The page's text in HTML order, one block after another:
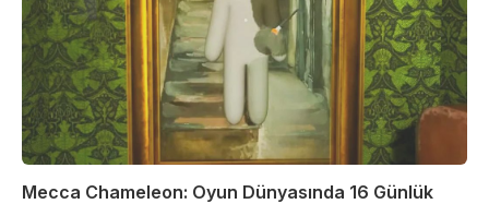
Mecca Chameleon: Oyun Dünyasında 16 Günlük